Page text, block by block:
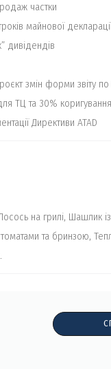
частки
майнової
дивідендів
змін форми звіту
ТЦ та 30%
Директиви ATAD
на грилі, Шашлик
та бринзою,